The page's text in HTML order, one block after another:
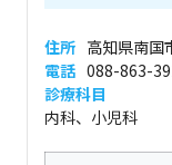
住所 高知県南国
電話 088-863-
診療科目
内科、小児科